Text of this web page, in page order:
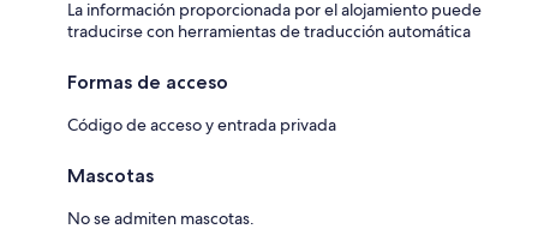
La información proporcionada por el alojamiento puede
traducirse con herramientas de traducción automática
Formas de acceso
Código de acceso y entrada privada
Mascotas
No se admiten mascotas.